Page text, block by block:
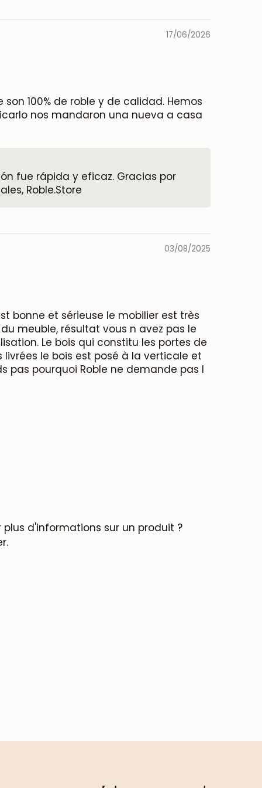
17/06/2026
100% de roble y de calidad. Hemos
nos mandaron una nueva a casa
fue rápida y eficaz. Gracias por
Roble.Store
03/08/2025
bonne et sérieuse le mobilier est très
meuble, résultat vous n avez pas le
Le bois qui constitu les portes de
le bois est posé à la verticale et
pas pourquoi Roble ne demande pas l
d'informations sur un produit ?